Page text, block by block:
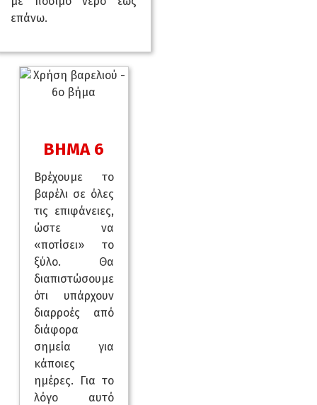
επάνω.
ΒΗΜΑ 6
Βρέχουμε το
βαρέλι σε όλες
τις επιφάνειες,
ώστε να
«ποτίσει» το
ξύλο. Θα
διαπιστώσουμε
ότι υπάρχουν
διαρροές από
διάφορα
σημεία για
κάποιες
ημέρες. Για το
λόγο αυτό